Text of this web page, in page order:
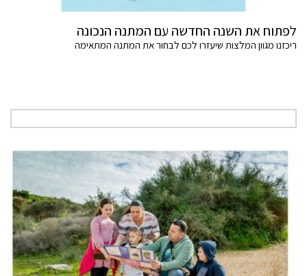
לפתוח את השנה החדשה עם המתנה הנכונה
ריכזנו מגוון המלצות שיעזרו לכם לבחור את המתנה המתאימה